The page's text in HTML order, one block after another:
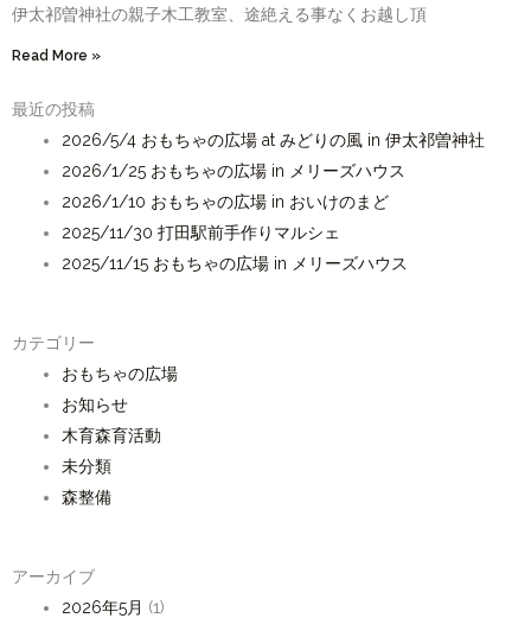
伊太祁曽神社の親子木工教室、途絶える事なくお越し頂
Read More »
最近の投稿
2026/5/4 おもちゃの広場 at みどりの風 in 伊太祁曽神社
2026/1/25 おもちゃの広場 in メリーズハウス
2026/1/10 おもちゃの広場 in おいけのまど
2025/11/30 打田駅前手作りマルシェ
2025/11/15 おもちゃの広場 in メリーズハウス
カテゴリー
おもちゃの広場
お知らせ
木育森育活動
未分類
森整備
アーカイブ
2026年5月 (1)